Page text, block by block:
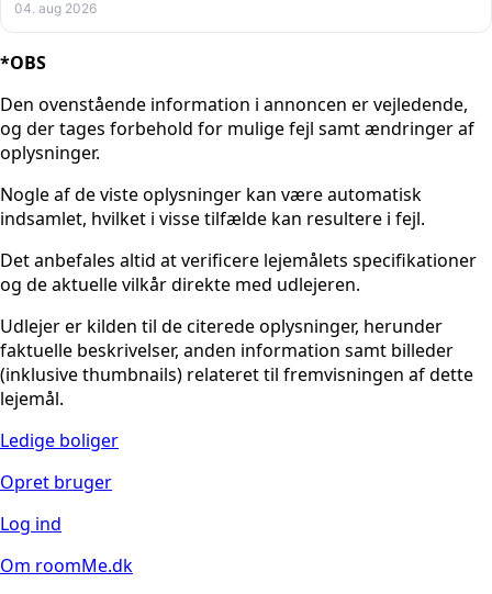
04. aug 2026
*OBS
Den ovenstående information i annoncen er vejledende,
og der tages forbehold for mulige fejl samt ændringer af
oplysninger.
Nogle af de viste oplysninger kan være automatisk
indsamlet, hvilket i visse tilfælde kan resultere i fejl.
Det anbefales altid at verificere lejemålets specifikationer
og de aktuelle vilkår direkte med udlejeren.
Udlejer er kilden til de citerede oplysninger, herunder
faktuelle beskrivelser, anden information samt billeder
(inklusive thumbnails) relateret til fremvisningen af dette
lejemål.
Ledige boliger
Opret bruger
Log ind
Om roomMe.dk